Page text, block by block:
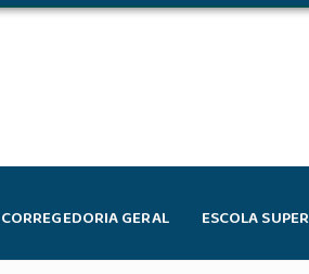
CORREGEDORIA GERAL ESCOLA